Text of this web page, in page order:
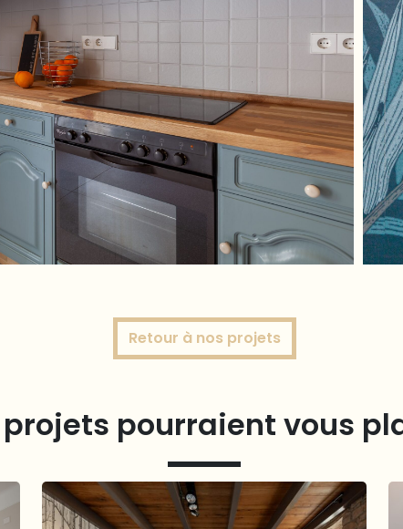
Retour à nos projets
projets pourraient vous